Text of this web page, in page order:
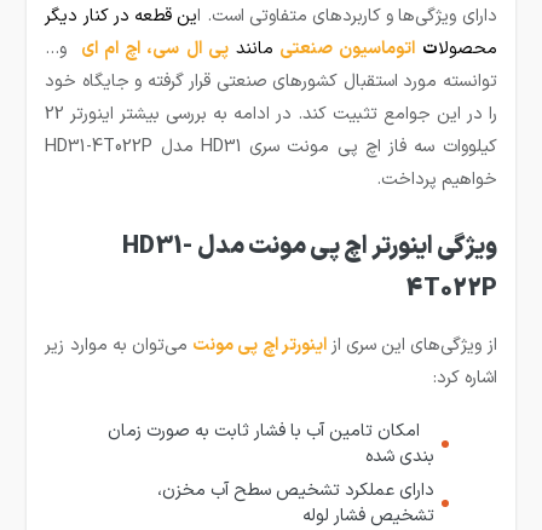
دارای ویژگی‌ها و کاربردهای متفاوتی است. این قطعه در کنار دیگر
محصولات اتوماسیون صنعتی مانند پی ال سی، اچ ام ای و…
توانسته مورد استقبال کشورهای صنعتی قرار گرفته و جایگاه خود
را در این جوامع تثبیت کند. در ادامه به بررسی بیشتر اینورتر 22
کیلووات سه فاز اچ پی مونت سری HD31 مدل HD31-4T022P
خواهیم پرداخت.‌
ویژگی اینورتر اچ پی مونت مدل HD31-
4T022P
از ویژگی‌های این سری ازاینورتر اچ پی مونت می‌توان به موارد زیر
اشاره کرد:
امکان تامین آب با فشار ثابت به صورت زمان
بندی شده
دارای عملکرد تشخیص سطح آب مخزن،
تشخیص فشار لوله